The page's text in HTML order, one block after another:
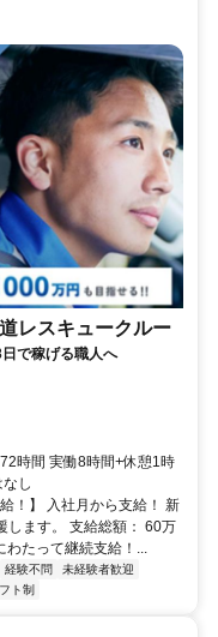
レスキュークルー
で稼げる職人へ
時間 実働8時間+休憩1時
し
！】 入社月から支給！ 新
します。 支給総額： 60万
わたって継続支給！...
経験不問
未経験者歓迎
ト制